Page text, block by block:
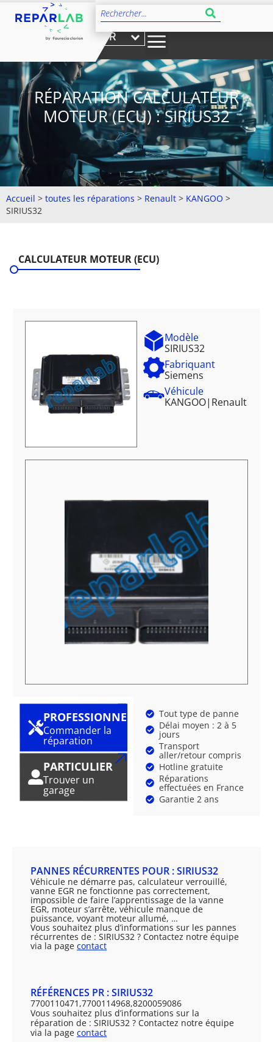
FR
RÉPARATION CALCULATEUR
MOTEUR (ECU) : SIRIUS32
Accueil > toutes les réparations > Renault > KANGOO >
SIRIUS32
CALCULATEUR MOTEUR (ECU)
Modèle
SIRIUS32
Fabriquant
Siemens
Véhicule
KANGOO| Renault
PROFESSIONNEL
Commander la
réparation
PARTICULIER
Trouver un
garage
Tout type de panne
Délai moyen : 2 à 5
jours
Transport
aller/retour compris
Hotline gratuite
Réparations
effectuées en France
Garantie 2 ans
PANNES RÉCURRENTES POUR : SIRIUS32
Véhicule ne démarre pas, calculateur verrouillé,
vanne EGR ne fonctionne pas correctement,
impossible de faire l’apprentissage de la vanne
EGR, moteur s’arrête, véhicule manque de
puissance, voyant moteur allumé, …
Vous souhaitez plus d’informations sur les pannes
récurrentes de : SIRIUS32 ? Contactez notre équipe
via la page contact
RÉFÉRENCES PR : SIRIUS32
7700110471,7700114968,8200059086
Vous souhaitez plus d’informations sur la
réparation de : SIRIUS32 ? Contactez notre équipe
via la page contact